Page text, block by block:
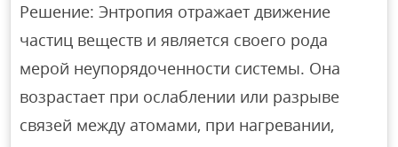
Решение: Энтропия отражает движение
частиц веществ и является своего рода
мерой неупорядоченности системы. Она
возрастает при ослаблении или разрыве
связей между атомами, при нагревании,